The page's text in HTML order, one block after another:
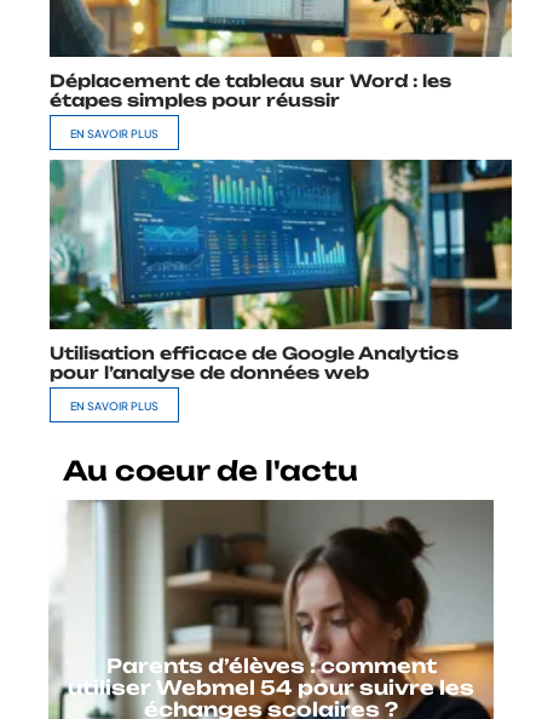
Déplacement de tableau sur Word : les
étapes simples pour réussir
EN SAVOIR PLUS
Utilisation efficace de Google Analytics
pour l’analyse de données web
EN SAVOIR PLUS
Au coeur de l'actu
Parents d’élèves : comment
utiliser Webmel 54 pour suivre les
échanges scolaires ?